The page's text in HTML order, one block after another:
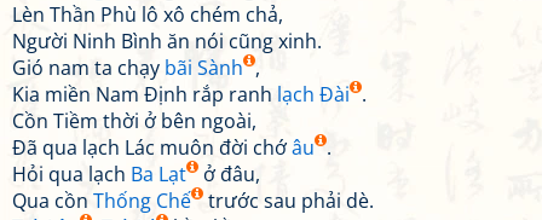
Lèn Thần Phù lô xô chém chả,
Người Ninh Bình ăn nói cũng xinh.
Gió nam ta chạy bãi Sành ,
Kia miền Nam Định rắp ranh lạch Đài .
Cồn Tiềm thời ở bên ngoài,
Đã qua lạch Lác muôn đời chớâu .
Hỏi qua lạch Ba Lạt
ở đâu,
Qua cồn Thống Chế
trước sau phải dè.